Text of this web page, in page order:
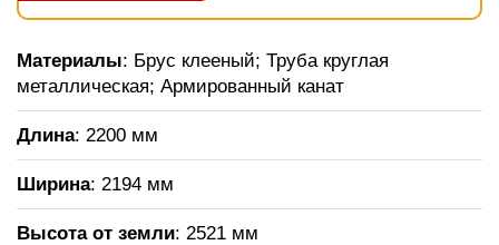
Материалы: Брус клееный; Труба круглая
металлическая; Армированный канат
Длина: 2200 мм
Ширина: 2194 мм
Высота от земли: 2521 мм